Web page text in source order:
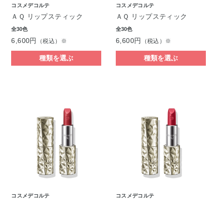
コスメデコルテ
ＡＱ リップスティック
全30色
6,600円 （税込）※
種類を選ぶ
コスメデコルテ
ＡＱ リップスティック
全30色
6,600円 （税込）※
種類を選ぶ
コスメデコルテ コスメデコルテ